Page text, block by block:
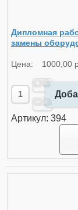
Дипломная
замены
Цена: 1000,00
Артикул: 394